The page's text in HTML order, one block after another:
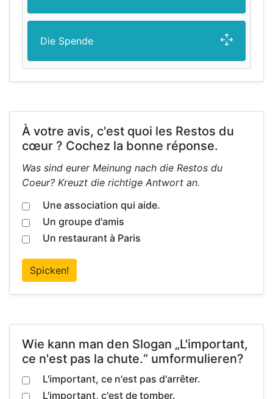
Die Spende
À votre avis, c'est quoi les Restos du
cœur ? Cochez la bonne réponse.
Was sind eurer Meinung nach die Restos du
Coeur? Kreuzt die richtige Antwort an.
Une association qui aide.
Un groupe d'amis
Un restaurant à Paris
Spicken!
Wie kann man den Slogan „L'important,
ce n'est pas la chute.“ umformulieren?
L'important, ce n'est pas d'arrêter.
L'important, c'est de tomber.